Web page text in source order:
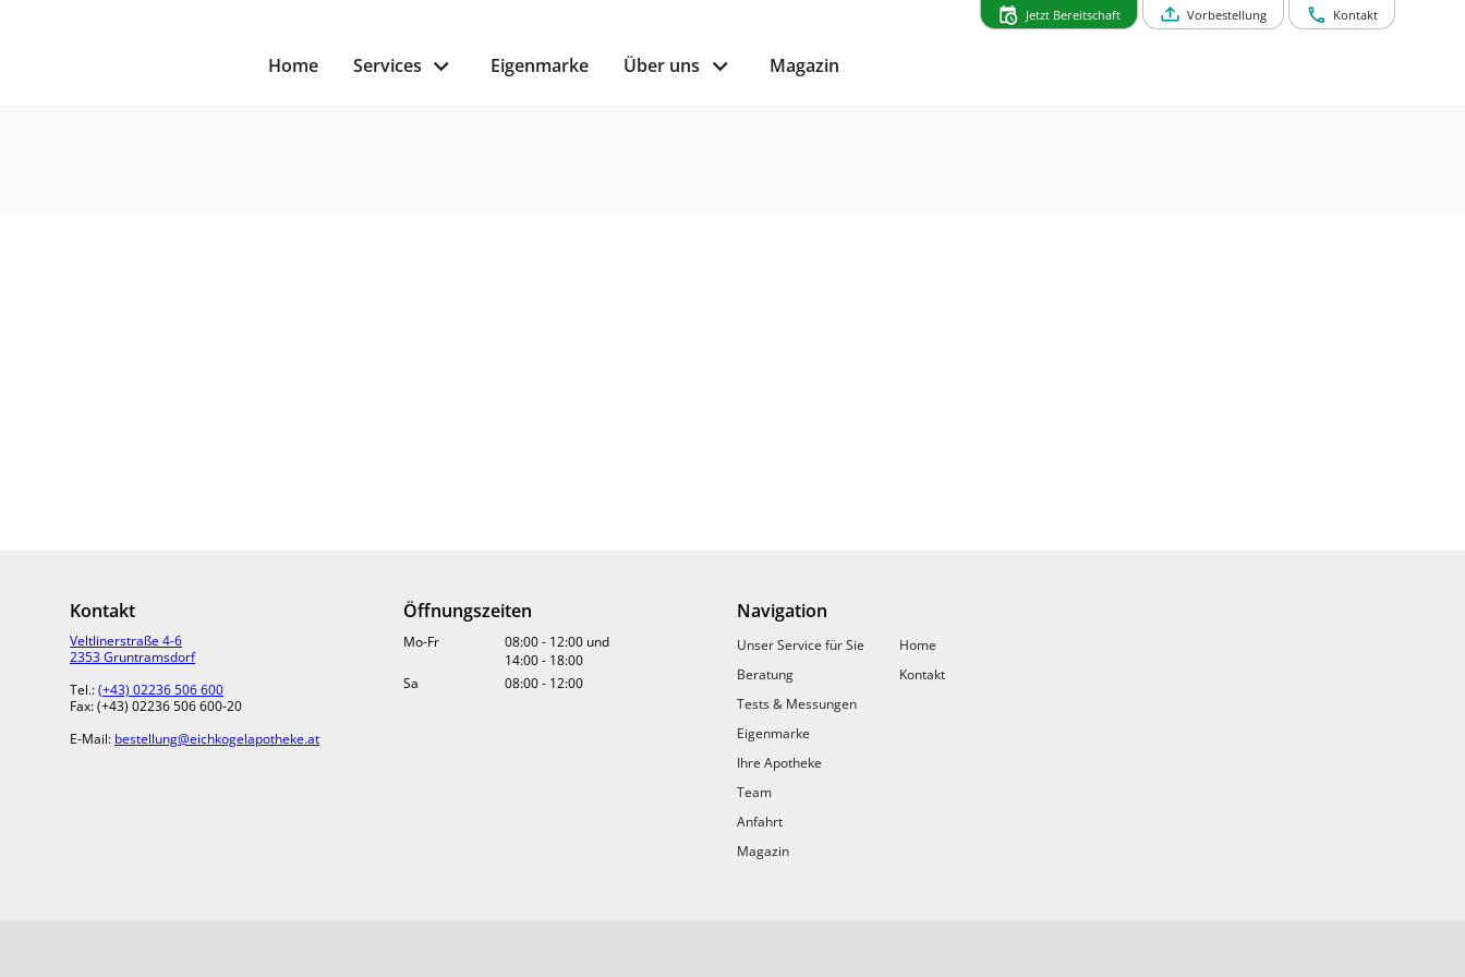
Jetzt Bereitschaft Vorbestellung Kontakt
Home Services Eigenmarke Über uns Magazin
Kontakt
Veltlinerstraße 4-6
2353 Gruntramsdorf
Tel.:(+43) 02236 506 600
Fax: (+43) 02236 506 600-20
E-Mail: bestellung@eichkogelapotheke.at
Öffnungszeiten
Mo-Fr 08:00- 12:00 und
14:00- 18:00
Sa
08:00- 12:00
Navigation
Unser Service für Sie
Beratung
Tests & Messungen
Eigenmarke
Ihre Apotheke
Team
Anfahrt
Magazin
Home
Kontakt